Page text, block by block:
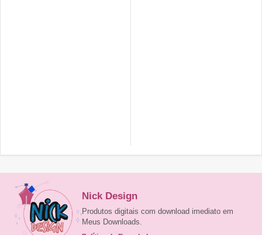
Nick Design
Produtos digitais com download imediato em
Meus Downloads.